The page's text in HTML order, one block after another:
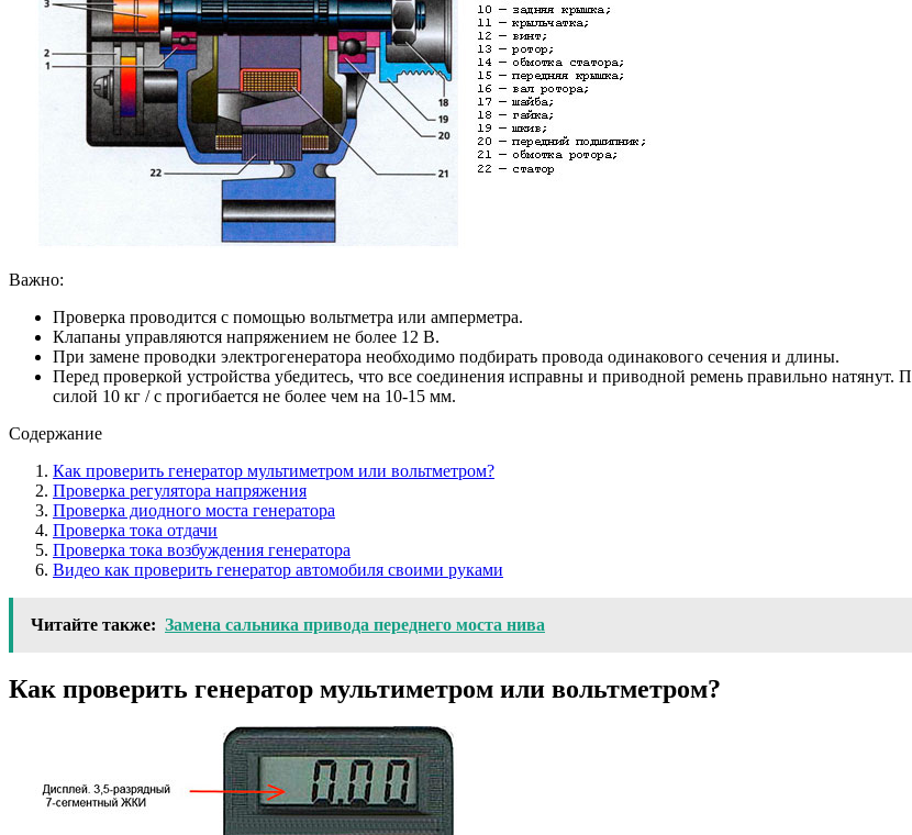
Важно:
Проверка проводится с помощью вольтметра или амперметра.
Клапаны управляются напряжением не более 12 В.
При замене проводки электрогенератора необходимо подбирать провода одинакового сечения и длины.
Перед проверкой устройства убедитесь, что все соединения исправны и приводной ремень правильно
силой 10 кг / с прогибается не более чем на 10-15 мм.
Содержание
Как проверить генератор мультиметром или вольтметром?
Проверка регулятора напряжения
Проверка диодного моста генератора
Проверка тока отдачи
Проверка тока возбуждения генератора
Видео как проверить генератор автомобиля своими руками
Читайте также: Замена сальника привода переднего моста нива
Как проверить генератор мультиметром или вольтметром?